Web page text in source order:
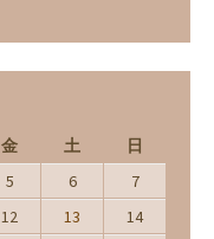
金 土 日
5 6
7
12 13
14